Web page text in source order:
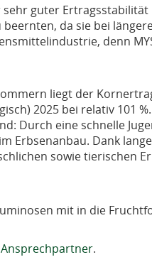
guter
da sie bei
denn
liegt der
2025 bei relativ 101
Durch eine schnelle
Erbsenanbau. Dank
sowie tierischen
mit in die
Ansprechpartner.